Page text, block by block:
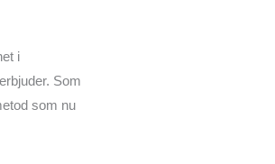
i
Som
som nu